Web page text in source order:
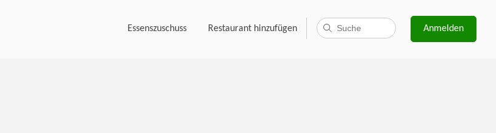
Essenszuschuss Restaurant hinzufügen Anmelden